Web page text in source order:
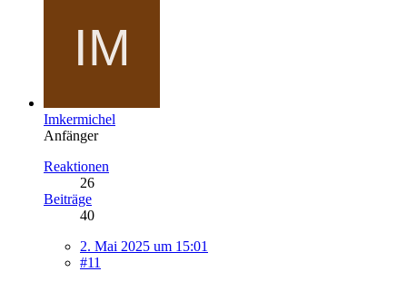
Imkermichel
Anfänger
Reaktionen
26
Beiträge
40
2. Mai 2025 um 15:01
#11